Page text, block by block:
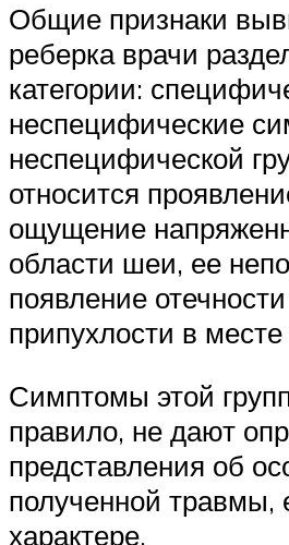
Общие признаки
реберка врачи
категории:
неспецифические
неспецифической
относится
ощущение
области шеи, ее
появление
припухлости в
Симптомы этой
правило, не дают
представления об
полученной травмы,
характере.